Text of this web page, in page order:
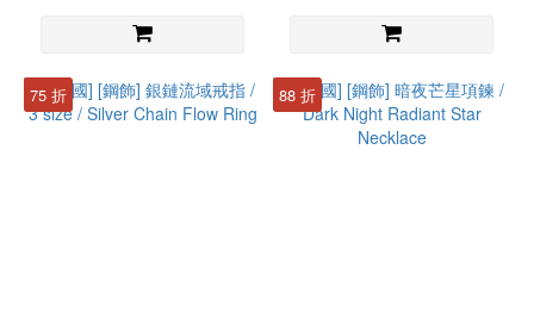
75 折 88 折